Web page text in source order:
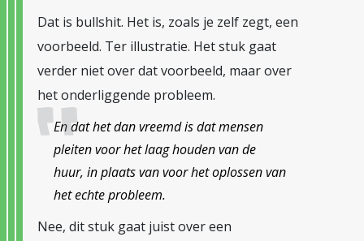
Dat is bullshit. Het is, zoals je zelf zegt, een
voorbeeld. Ter illustratie. Het stuk gaat
verder niet over dat voorbeeld, maar over
het onderliggende probleem.
En dat het dan vreemd is dat mensen
pleiten voor het laag houden van de
huur, in plaats van voor het oplossen van
het echte probleem.
Nee, dit stuk gaat juist over een